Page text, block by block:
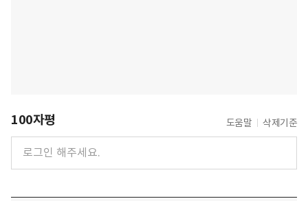
100자평 도움말 삭제기준